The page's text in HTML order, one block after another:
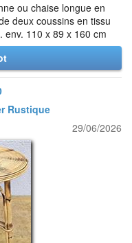
ou chaise longue en
deux coussins en tissu
env. 110 x 89 x 160 cm
Rustique
29/06/2026